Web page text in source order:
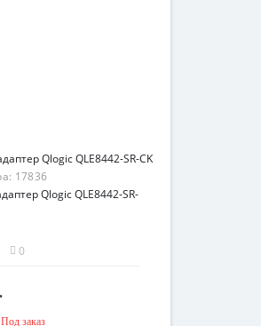
17836
Qlogic QLE8442-SR-
0
Под заказ